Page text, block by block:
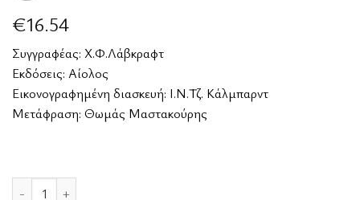
€16.54
Συγγραφέας: Χ.Φ.Λάβκραφτ
Εκδόσεις: Αίολος
Εικονογραφημένη διασκευή: Ι.Ν.Τζ. Κάλμπαρντ
Μετάφραση: Θωμάς Μαστακούρης